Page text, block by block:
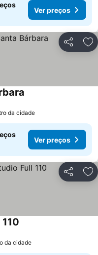
Ver preços
Partilhar
da cidade
Ver preços
Partilhar
da cidade